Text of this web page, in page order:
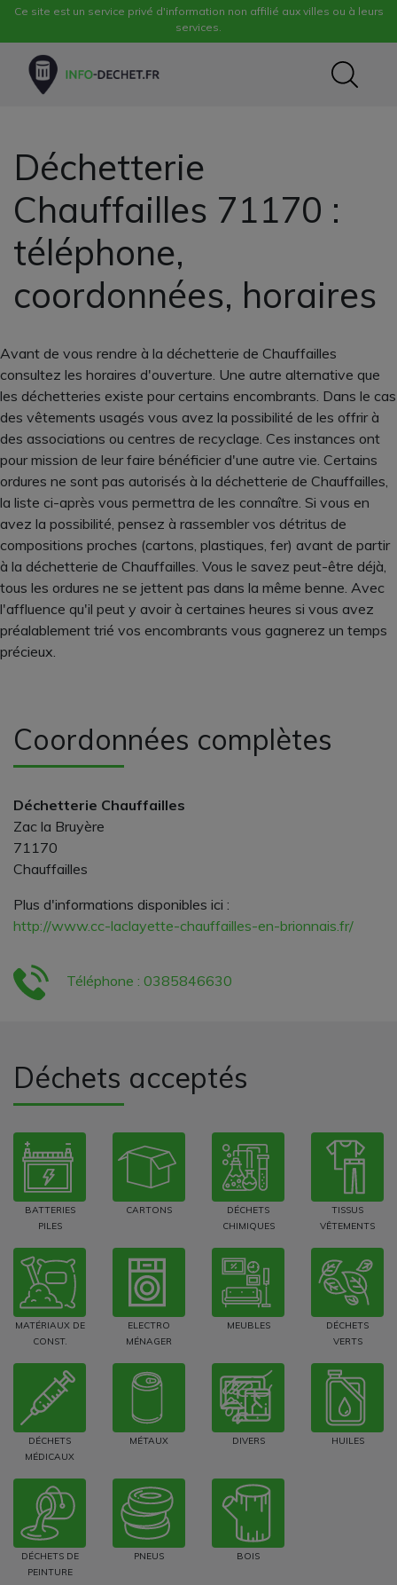
Ce site est un service privé d'information non affilié aux villes ou à leurs
services.
Déchetterie
Chauffailles 71170 :
téléphone,
coordonnées, horaires
Avant de vous rendre à la déchetterie de Chauffailles
consultez les horaires d'ouverture. Une autre alternative que
les déchetteries existe pour certains encombrants. Dans le cas
des vêtements usagés vous avez la possibilité de les offrir à
des associations ou centres de recyclage. Ces instances ont
pour mission de leur faire bénéficier d'une autre vie. Certains
ordures ne sont pas autorisés à la déchetterie de Chauffailles,
la liste ci-après vous permettra de les connaître. Si vous en
avez la possibilité, pensez à rassembler vos détritus de
compositions proches (cartons, plastiques, fer) avant de partir
à la déchetterie de Chauffailles. Vous le savez peut-être déjà,
tous les ordures ne se jettent pas dans la même benne. Avec
l'affluence qu'il peut y avoir à certaines heures si vous avez
préalablement trié vos encombrants vous gagnerez un temps
précieux.
Coordonnées complètes
Déchetterie Chauffailles
Zac la Bruyère
71170
Chauffailles
Plus d'informations disponibles ici :
http://www.cc-laclayette-chauffailles-en-brionnais.fr/
Téléphone : 0385846630
Déchets acceptés
BATTERIES
PILES
CARTONS
DÉCHETS
CHIMIQUES
TISSUS
VÊTEMENTS
MATÉRIAUX DE
CONST.
ELECTRO
MÉNAGER
MEUBLES
DÉCHETS
VERTS
DÉCHETS
MÉDICAUX
MÉTAUX DIVERS HUILES
DÉCHETS DE
PEINTURE
PNEUS BOIS